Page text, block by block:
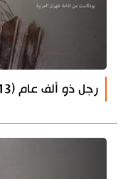
رجل ذو ألف عام (13)